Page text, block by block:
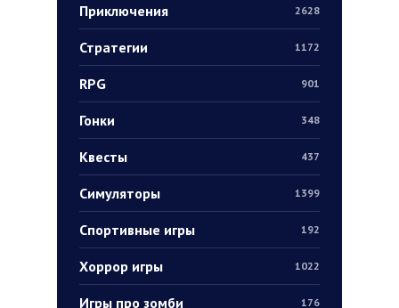
Приключения 2628
Стратегии 1172
RPG 901
Гонки 348
Квесты 437
Симуляторы 1399
Спортивные игры 192
Хоррор игры 1022
Игры про зомби 176